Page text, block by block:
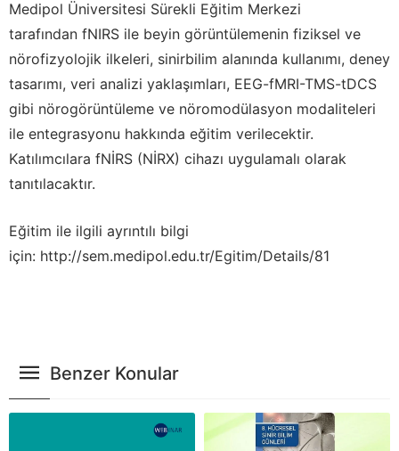
Medipol Üniversitesi Sürekli Eğitim Merkezi
tarafından fNIRS ile beyin görüntülemenin fiziksel ve
nörofizyolojik ilkeleri, sinirbilim alanında kullanımı, deney
tasarımı, veri analizi yaklaşımları, EEG-fMRI-TMS-tDCS
gibi nörogörüntüleme ve nöromodülasyon modaliteleri
ile entegrasyonu hakkında eğitim verilecektir.
Katılımcılara fNİRS (NİRX) cihazı uygulamalı olarak
tanıtılacaktır.
Eğitim ile ilgili ayrıntılı bilgi
için: http://sem.medipol.edu.tr/Egitim/Details/81
Benzer Konular